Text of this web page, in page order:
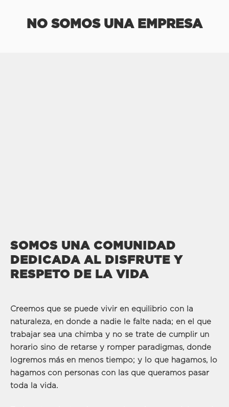
NO SOMOS UNA EMPRESA
SOMOS UNA COMUNIDAD
DEDICADA AL DISFRUTE Y
RESPETO DE LA VIDA
Creemos que se puede vivir en equilibrio con la
naturaleza, en donde a nadie le falte nada; en el que
trabajar sea una chimba y no se trate de cumplir un
horario sino de retarse y romper paradigmas, donde
logremos más en menos tiempo; y lo que hagamos, lo
hagamos con personas con las que queramos pasar
toda la vida.